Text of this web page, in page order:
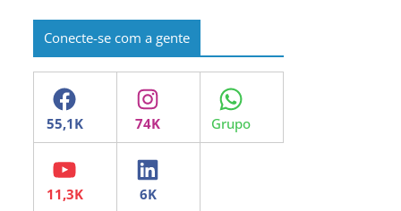
Conecte-se com a gente
Facebook Instagram WhatsApp
YouTube LinkedIn